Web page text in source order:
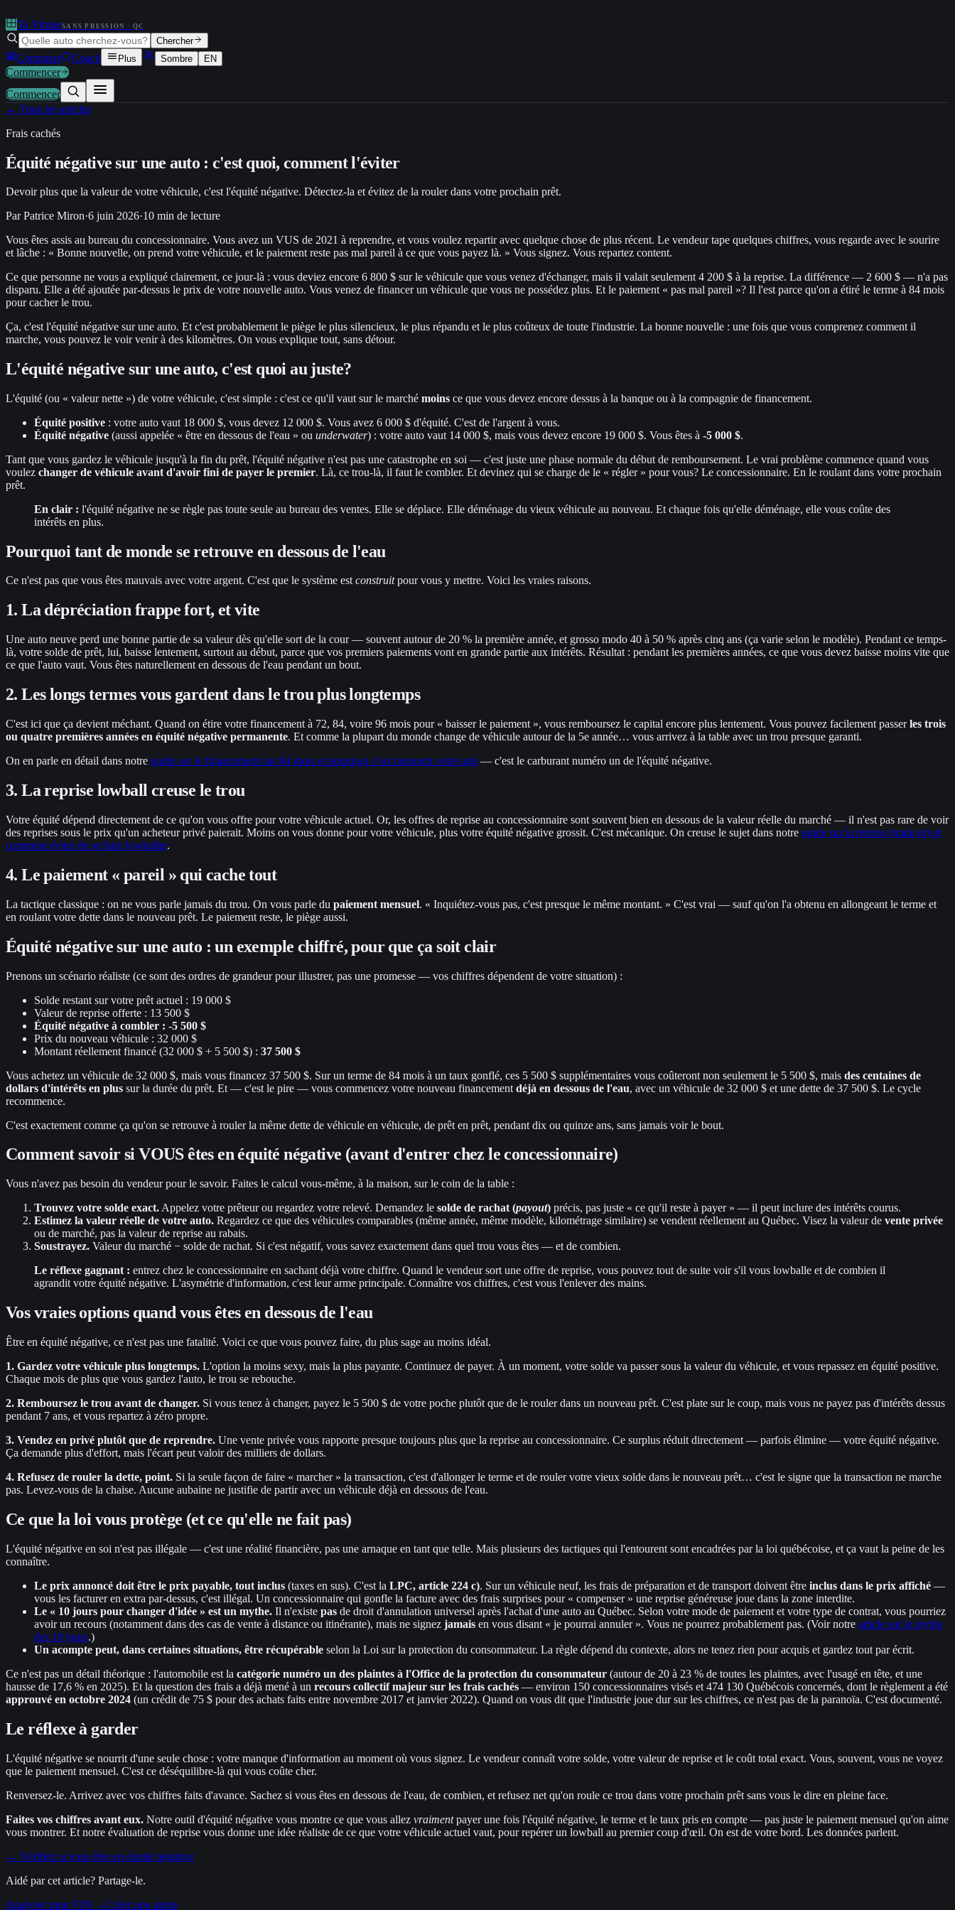
Ta VitrineSANS PRESSION · QC
Chercher
Comparer Coach Plus Sombre EN
Commencer
Commencer
← Tous les articles
Frais cachés
Équité négative sur une auto : c'est quoi, comment l'éviter
Devoir plus que la valeur de votre véhicule, c'est l'équité négative. Détectez-la et évitez de la rouler dans votre prochain prêt.
ParPatrice Miron·6 juin 2026·10 min de lecture
Vous êtes assis au bureau du concessionnaire. Vous avez un VUS de 2021 à reprendre, et vous voulez repartir avec quelque chose de plus récent. Le vendeur tape quelques chiffres, vous regarde avec le sourire
et lâche : « Bonne nouvelle, on prend votre véhicule, et le paiement reste pas mal pareil à ce que vous payez là. » Vous signez. Vous repartez content.
Ce que personne ne vous a expliqué clairement, ce jour-là : vous deviez encore 6 800 $ sur le véhicule que vous venez d'échanger, mais il valait seulement 4 200 $ à la reprise. La différence — 2 600 $ — n'a pas
disparu. Elle a été ajoutée par-dessus le prix de votre nouvelle auto. Vous venez de financer un véhicule que vous ne possédez plus. Et le paiement « pas mal pareil »? Il l'est parce qu'on a étiré le terme à 84 mois
pour cacher le trou.
Ça, c'est l'équité négative sur une auto. Et c'est probablement le piège le plus silencieux, le plus répandu et le plus coûteux de toute l'industrie. La bonne nouvelle : une fois que vous comprenez comment il
marche, vous pouvez le voir venir à des kilomètres. On vous explique tout, sans détour.
L'équité négative sur une auto, c'est quoi au juste?
L'équité (ou « valeur nette ») de votre véhicule, c'est simple : c'est ce qu'il vaut sur le marché moins ce que vous devez encore dessus à la banque ou à la compagnie de financement.
Équité positive : votre auto vaut 18 000 $, vous devez 12 000 $. Vous avez 6 000 $ d'équité. C'est de l'argent à vous.
Équité négative (aussi appelée « être en dessous de l'eau » ou underwater) : votre auto vaut 14 000 $, mais vous devez encore 19 000 $. Vous êtes à -5 000 $.
Tant que vous gardez le véhicule jusqu'à la fin du prêt, l'équité négative n'est pas une catastrophe en soi — c'est juste une phase normale du début de remboursement. Le vrai problème commence quand vous
voulez changer de véhicule avant d'avoir fini de payer le premier. Là, ce trou-là, il faut le combler. Et devinez qui se charge de le « régler » pour vous? Le concessionnaire. En le roulant dans votre prochain
prêt.
En clair : l'équité négative ne se règle pas toute seule au bureau des ventes. Elle se déplace. Elle déménage du vieux véhicule au nouveau. Et chaque fois qu'elle déménage, elle vous coûte des
intérêts en plus.
Pourquoi tant de monde se retrouve en dessous de l'eau
Ce n'est pas que vous êtes mauvais avec votre argent. C'est que le système estconstruitpour vous y mettre. Voici les vraies raisons.
1. La dépréciation frappe fort, et vite
Une auto neuve perd une bonne partie de sa valeur dès qu'elle sort de la cour — souvent autour de 20 % la première année, et grosso modo 40 à 50 % après cinq ans (ça varie selon le modèle). Pendant ce temps-
là, votre solde de prêt, lui, baisse lentement, surtout au début, parce que vos premiers paiements vont en grande partie aux intérêts. Résultat : pendant les premières années, ce que vous devez baisse moins vite que
ce que l'auto vaut. Vous êtes naturellement en dessous de l'eau pendant un bout.
2. Les longs termes vous gardent dans le trou plus longtemps
C'est ici que ça devient méchant. Quand on étire votre financement à 72, 84, voire 96 mois pour « baisser le paiement », vous remboursez le capital encore plus lentement. Vous pouvez facilement passerles trois
ou quatre premières années en équité négative permanente. Et comme la plupart du monde change de véhicule autour de la 5e année… vous arrivez à la table avec un trou presque garanti.
On en parle en détail dans notre guide sur le financement sur 84 mois et pourquoi c'est rarement votre ami — c'est le carburant numéro un de l'équité négative.
3. La reprise lowball creuse le trou
Votre équité dépend directement de ce qu'on vous offre pour votre véhicule actuel. Or, les offres de reprise au concessionnaire sont souvent bien en dessous de la valeur réelle du marché — il n'est pas rare de voir
des reprises sous le prix qu'un acheteur privé paierait. Moins on vous donne pour votre véhicule, plus votre équité négative grossit. C'est mécanique. On creuse le sujet dans notre guide sur la reprise (trade-in) et
comment éviter de se faire lowballer.
4. Le paiement « pareil » qui cache tout
La tactique classique : on ne vous parle jamais du trou. On vous parle du paiement mensuel. « Inquiétez-vous pas, c'est presque le même montant. » C'est vrai — sauf qu'on l'a obtenu en allongeant le terme et
en roulant votre dette dans le nouveau prêt. Le paiement reste, le piège aussi.
Équité négative sur une auto : un exemple chiffré, pour que ça soit clair
Prenons un scénario réaliste (ce sont des ordres de grandeur pour illustrer, pas une promesse — vos chiffres dépendent de votre situation) :
Solde restant sur votre prêt actuel : 19 000 $
Valeur de reprise offerte : 13 500 $
Équité négative à combler : -5 500 $
Prix du nouveau véhicule : 32 000 $
Montant réellement financé (32 000 $ + 5 500 $) : 37 500 $
Vous achetez un véhicule de 32 000 $, mais vous financez 37 500 $. Sur un terme de 84 mois à un taux gonflé, ces 5 500 $ supplémentaires vous coûteront non seulement le 5 500 $, mais des centaines de
dollars d'intérêts en plus sur la durée du prêt. Et — c'est le pire — vous commencez votre nouveau financement déjà en dessous de l'eau, avec un véhicule de 32 000 $ et une dette de 37 500 $. Le cycle
recommence.
C'est exactement comme ça qu'on se retrouve à rouler la même dette de véhicule en véhicule, de prêt en prêt, pendant dix ou quinze ans, sans jamais voir le bout.
Comment savoir si VOUS êtes en équité négative (avant d'entrer chez le concessionnaire)
Vous n'avez pas besoin du vendeur pour le savoir. Faites le calcul vous-même, à la maison, sur le coin de la table :
Trouvez votre solde exact. Appelez votre prêteur ou regardez votre relevé. Demandez le solde de rachat (payout) précis, pas juste « ce qu'il reste à payer » — il peut inclure des intérêts courus.
Estimez la valeur réelle de votre auto. Regardez ce que des véhicules comparables (même année, même modèle, kilométrage similaire) se vendent réellement au Québec. Visez la valeur de vente privée
ou de marché, pas la valeur de reprise au rabais.
Soustrayez. Valeur du marché − solde de rachat. Si c'est négatif, vous savez exactement dans quel trou vous êtes — et de combien.
Le réflexe gagnant : entrez chez le concessionnaire en sachant déjà votre chiffre. Quand le vendeur sort une offre de reprise, vous pouvez tout de suite voir s'il vous lowballe et de combien il
agrandit votre équité négative. L'asymétrie d'information, c'est leur arme principale. Connaître vos chiffres, c'est vous l'enlever des mains.
Vos vraies options quand vous êtes en dessous de l'eau
Être en équité négative, ce n'est pas une fatalité. Voici ce que vous pouvez faire, du plus sage au moins idéal.
1. Gardez votre véhicule plus longtemps. L'option la moins sexy, mais la plus payante. Continuez de payer. À un moment, votre solde va passer sous la valeur du véhicule, et vous repassez en équité positive.
Chaque mois de plus que vous gardez l'auto, le trou se rebouche.
2. Remboursez le trou avant de changer. Si vous tenez à changer, payez le 5 500 $ de votre poche plutôt que de le rouler dans un nouveau prêt. C'est plate sur le coup, mais vous ne payez pas d'intérêts dessus
pendant 7 ans, et vous repartez à zéro propre.
3. Vendez en privé plutôt que de reprendre. Une vente privée vous rapporte presque toujours plus que la reprise au concessionnaire. Ce surplus réduit directement — parfois élimine — votre équité négative.
Ça demande plus d'effort, mais l'écart peut valoir des milliers de dollars.
4. Refusez de rouler la dette, point. Si la seule façon de faire « marcher » la transaction, c'est d'allonger le terme et de rouler votre vieux solde dans le nouveau prêt… c'est le signe que la transaction ne marche
pas. Levez-vous de la chaise. Aucune aubaine ne justifie de partir avec un véhicule déjà en dessous de l'eau.
Ce que la loi vous protège (et ce qu'elle ne fait pas)
L'équité négative en soi n'est pas illégale — c'est une réalité financière, pas une arnaque en tant que telle. Mais plusieurs des tactiques qui l'entourent sont encadrées par la loi québécoise, et ça vaut la peine de les
connaître.
Le prix annoncé doit être le prix payable, tout inclus (taxes en sus). C'est la LPC, article 224 c). Sur un véhicule neuf, les frais de préparation et de transport doivent être inclus dans le prix affiché —
vous les facturer en extra par-dessus, c'est illégal. Un concessionnaire qui gonfle la facture avec des frais surprises pour « compenser » une reprise généreuse joue dans la zone interdite.
Le « 10 jours pour changer d'idée » est un mythe. Il n'existe pas de droit d'annulation universel après l'achat d'une auto au Québec. Selon votre mode de paiement et votre type de contrat, vous pourriez
avoir un recours (notamment dans des cas de vente à distance ou itinérante), mais ne signez jamais en vous disant « je pourrai annuler ». Vous ne pourrez probablement pas. (Voir notre article sur le mythe
des 10 jours.)
Un acompte peut, dans certaines situations, être récupérable selon la Loi sur la protection du consommateur. La règle dépend du contexte, alors ne tenez rien pour acquis et gardez tout par écrit.
Ce n'est pas un détail théorique : l'automobile est la catégorie numéro un des plaintes à l'Office de la protection du consommateur (autour de 20 à 23 % de toutes les plaintes, avec l'usagé en tête, et une
hausse de 17,6 % en 2025). Et la question des frais a déjà mené à un recours collectif majeur sur les frais cachés — environ 150 concessionnaires visés et 474 130 Québécois concernés, dont le règlement a été
approuvé en octobre 2024 (un crédit de 75 $ pour des achats faits entre novembre 2017 et janvier 2022). Quand on vous dit que l'industrie joue dur sur les chiffres, ce n'est pas de la paranoïa. C'est documenté.
Le réflexe à garder
L'équité négative se nourrit d'une seule chose : votre manque d'information au moment où vous signez. Le vendeur connaît votre solde, votre valeur de reprise et le coût total exact. Vous, souvent, vous ne voyez
que le paiement mensuel. C'est ce déséquilibre-là qui vous coûte cher.
Renversez-le. Arrivez avec vos chiffres faits d'avance. Sachez si vous êtes en dessous de l'eau, de combien, et refusez net qu'on roule ce trou dans votre prochain prêt sans vous le dire en pleine face.
Faites vos chiffres avant eux. Notre outil d'équité négative vous montre ce que vous allez vraimentpayer une fois l'équité négative, le terme et le taux pris en compte — pas juste le paiement mensuel qu'on aime
vous montrer. Et notre évaluation de reprise vous donne une idée réaliste de ce que votre véhicule actuel vaut, pour repérer un lowball au premier coup d'œil. On est de votre bord. Les données parlent.
→ Vérifiez si vous êtes en équité négative
Aidé par cet article? Partage-le.
Analyser mon VIN →Créer une alerte